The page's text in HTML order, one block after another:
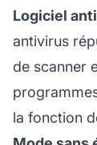
Logiciel
antivirus
de scanner
la fonction